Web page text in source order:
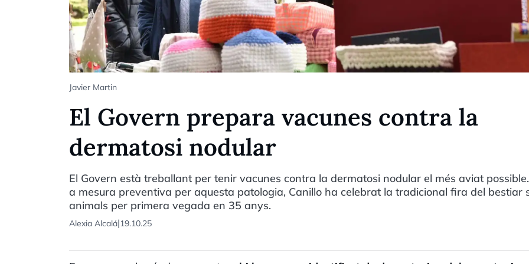
Javier Martin
El Govern prepara vacunes contra la
dermatosi nodular
El Govern està treballant per tenir vacunes contra la dermatosi nodular el més aviat
a mesura preventiva per aquesta patologia, Canillo ha celebrat la tradicional fira del bestiar
animals per primera vegada en 35 anys.
Alexia Alcalá|19.10.25